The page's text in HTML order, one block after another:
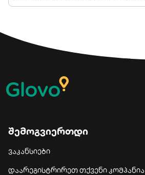
შემოგვიერთდი
ვაკანსიები
დაარეგისტრირეთ თქვენი კომპანია